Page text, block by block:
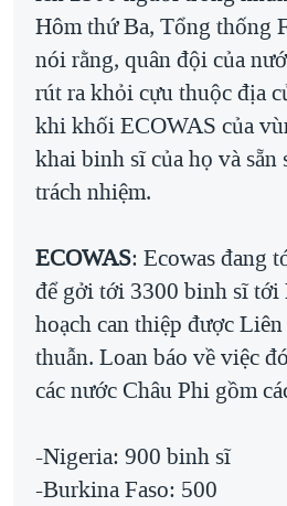
QUAN HỆ VIỆT MỸ
Hôm thứ Ba, Tổng thống
nói rằng, quân đội của
rút ra khỏi cựu thuộc địa
khi khối ECOWAS của
khai binh sĩ của họ và sẵn
trách nhiệm.
ECOWAS: Ecowas đang
để gởi tới 3300 binh sĩ
hoạch can thiệp được
thuẫn. Loan báo về việc
các nước Châu Phi gồm
-Nigeria: 900 binh sĩ
-Burkina Faso: 500